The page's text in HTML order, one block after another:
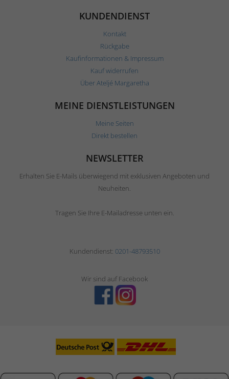
KUNDENDIENST
Kontakt
Rückgabe
Kaufinformationen & Impressum
Kauf widerrufen
Über Ateljé Margaretha
MEINE DIENSTLEISTUNGEN
Meine Seiten
Direkt bestellen
NEWSLETTER
Erhalten Sie E-Mails überwiegend mit exklusiven Angeboten und
Neuheiten.
Tragen Sie Ihre E-Mailadresse unten ein.
Kundendienst: 0201-48793510
Wir sind auf Facebook